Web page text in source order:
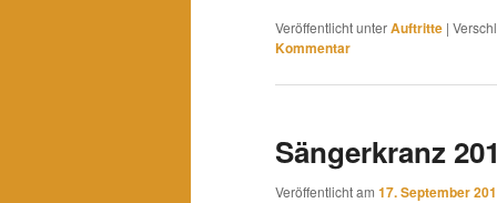
Veröffentlicht unterAuftritte |
Kommentar
Sängerkranz
Veröffentlicht am 17. September